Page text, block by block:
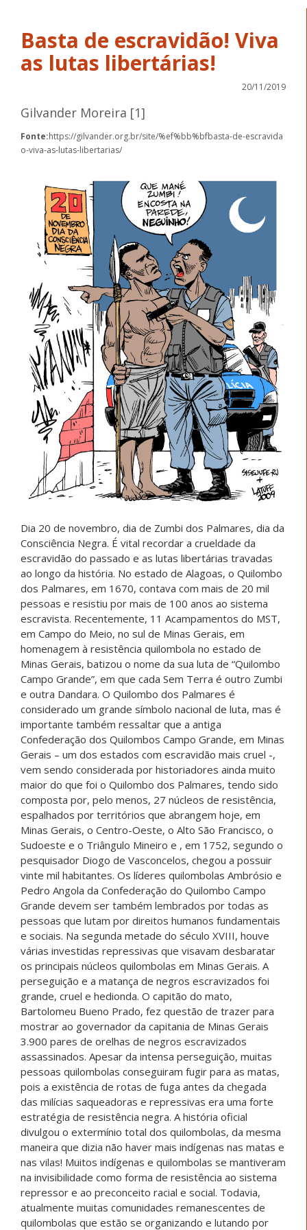
Basta de escravidão! Viva
as lutas libertárias!
20/11/2019
Gilvander Moreira [1]
Fonte:https://gilvander.org.br/site/%ef%bb%bfbasta-de-escravida
o-viva-as-lutas-libertarias/
Dia 20 de novembro, dia de Zumbi dos Palmares, dia da
Consciência Negra. É vital recordar a crueldade da
escravidão do passado e as lutas libertárias travadas
ao longo da história. No estado de Alagoas, o Quilombo
dos Palmares, em 1670, contava com mais de 20 mil
pessoas e resistiu por mais de 100 anos ao sistema
escravista. Recentemente, 11 Acampamentos do MST,
em Campo do Meio, no sul de Minas Gerais, em
homenagem à resistência quilombola no estado de
Minas Gerais, batizou o nome da sua luta de “Quilombo
Campo Grande”, em que cada Sem Terra é outro Zumbi
e outra Dandara. O Quilombo dos Palmares é
considerado um grande símbolo nacional de luta, mas é
importante também ressaltar que a antiga
Confederação dos Quilombos Campo Grande, em Minas
Gerais – um dos estados com escravidão mais cruel -,
vem sendo considerada por historiadores ainda muito
maior do que foi o Quilombo dos Palmares, tendo sido
composta por, pelo menos, 27 núcleos de resistência,
espalhados por territórios que abrangem hoje, em
Minas Gerais, o Centro-Oeste, o Alto São Francisco, o
Sudoeste e o Triângulo Mineiro e , em 1752, segundo o
pesquisador Diogo de Vasconcelos, chegou a possuir
vinte mil habitantes. Os líderes quilombolas Ambrósio e
Pedro Angola da Confederação do Quilombo Campo
Grande devem ser também lembrados por todas as
pessoas que lutam por direitos humanos fundamentais
e sociais. Na segunda metade do século XVIII, houve
várias investidas repressivas que visavam desbaratar
os principais núcleos quilombolas em Minas Gerais. A
perseguição e a matança de negros escravizados foi
grande, cruel e hedionda. O capitão do mato,
Bartolomeu Bueno Prado, fez questão de trazer para
mostrar ao governador da capitania de Minas Gerais
3.900 pares de orelhas de negros escravizados
assassinados. Apesar da intensa perseguição, muitas
pessoas quilombolas conseguiram fugir para as matas,
pois a existência de rotas de fuga antes da chegada
das milícias saqueadoras e repressivas era uma forte
estratégia de resistência negra. A história oficial
divulgou o extermínio total dos quilombolas, da mesma
maneira que dizia não haver mais indígenas nas matas e
nas vilas! Muitos indígenas e quilombolas se mantiveram
na invisibilidade como forma de resistência ao sistema
repressor e ao preconceito racial e social. Todavia,
atualmente muitas comunidades remanescentes de
quilombolas que estão se organizando e lutando por